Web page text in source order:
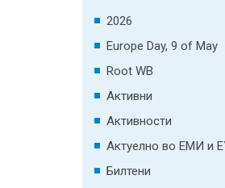
2026
Europe Day, 9 of May
Root WB
Активни
Активности
Актуелно во ЕМИ и
Билтени